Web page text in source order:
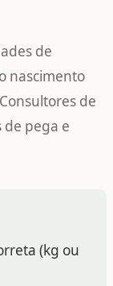
de
nascimento
de
de pega e
(kg ou